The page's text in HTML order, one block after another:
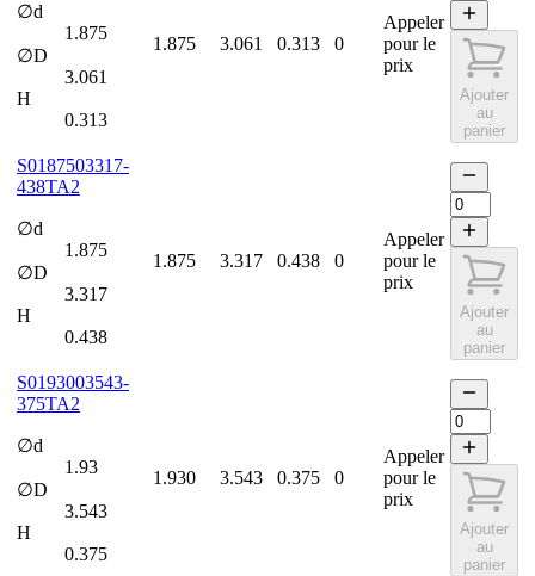
∅d
1.875
∅D
3.061
H
0.313
1.875 3.061 0.313 0
Appeler
pour le
prix
Ajouter
au
panier
S0187503317-
438TA2
∅d
1.875
∅D
3.317
H
0.438
1.875 3.317 0.438 0
Appeler
pour le
prix
Ajouter
au
panier
S0193003543-
375TA2
∅d
1.93
∅D
3.543
H
0.375
1.930 3.543 0.375 0
Appeler
pour le
prix
Ajouter
au
panier